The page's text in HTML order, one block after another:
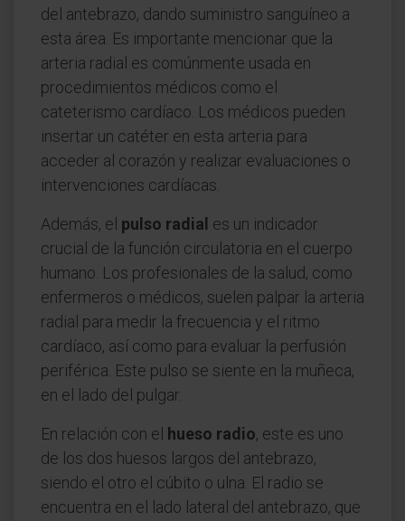
del antebrazo, dando suministro sanguíneo a
esta área. Es importante mencionar que la
arteria radial es comúnmente usada en
procedimientos médicos como el
cateterismo cardíaco. Los médicos pueden
insertar un catéter en esta arteria para
acceder al corazón y realizar evaluaciones o
intervenciones cardíacas.
Además, el pulso radial es un indicador
crucial de la función circulatoria en el cuerpo
humano. Los profesionales de la salud, como
enfermeros o médicos, suelen palpar la arteria
radial para medir la frecuencia y el ritmo
cardíaco, así como para evaluar la perfusión
periférica. Este pulso se siente en la muñeca,
en el lado del pulgar.
En relación con el hueso radio, este es uno
de los dos huesos largos del antebrazo,
siendo el otro el cúbito o ulna. El radio se
encuentra en el lado lateral del antebrazo, que